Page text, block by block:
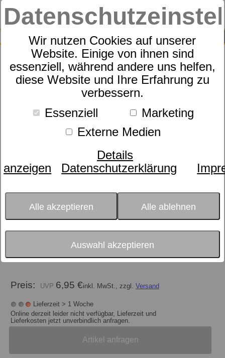
Wir nutzen Cookies auf unserer
Website. Einige von ihnen sind
essenziell, während andere uns helfen,
diese Website und Ihre Erfahrung zu
verbessern.
Essenziell
Marketing
Externe Medien
Details
anzeigen
Datenschutzerklärung
Alle akzeptieren Alle ablehnen
Auswahl akzeptieren
SUCHE
0
der Klassiker für warme
Kinderhände
Preis: 6,95 €inkl. MwSt., zzgl. Versand
Lieferzeit > 1 Woche
Online derzeit leider nicht verfügbar, Lieferzeit und
Lieferkosten jetzt unverbindlich anfragen.
Artikel anfragen